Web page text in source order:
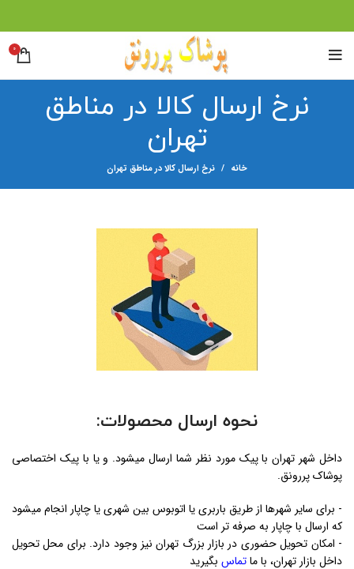
0
نرخ ارسال کالا در مناطق
تهران
خانه نرخ ارسال کالا در مناطق تهران
نحوه ارسال محصولات:
داخل شهر تهران با پیک مورد نظر شما ارسال میشود. و یا با پیک اختصاصی
پوشاک پررونق.
- برای سایر شهرها از طریق باربری یا اتوبوس بین شهری یا چاپار انجام میشود
که ارسال با چاپار به صرفه تر است
- امکان تحویل حضوری در بازار بزرگ تهران نیز وجود دارد. برای محل تحویل
داخل بازار تهران، با ماتماس بگیرید